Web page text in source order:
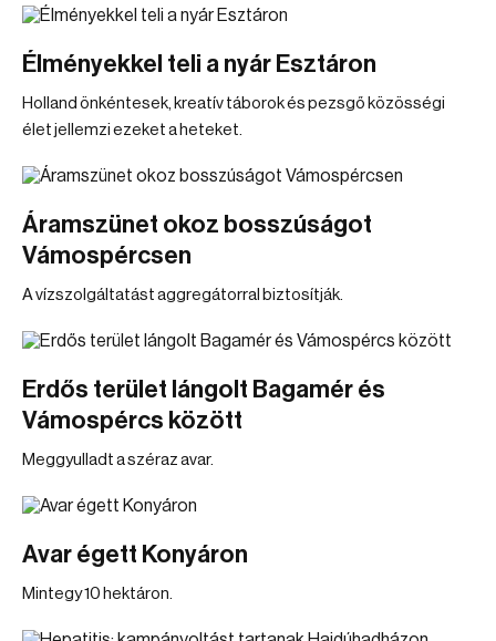
Élményekkel teli a nyár Esztáron
Holland önkéntesek, kreatív táborok és pezsgő közösségi
élet jellemzi ezeket a heteket.
Áramszünet okoz bosszúságot
Vámospércsen
A vízszolgáltatást aggregátorral biztosítják.
Erdős terület lángolt Bagamér és
Vámospércs között
Meggyulladt a széraz avar.
Avar égett Konyáron
Mintegy 10 hektáron.